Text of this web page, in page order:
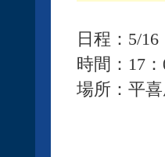
日程：5/16
時間：17
場所：平